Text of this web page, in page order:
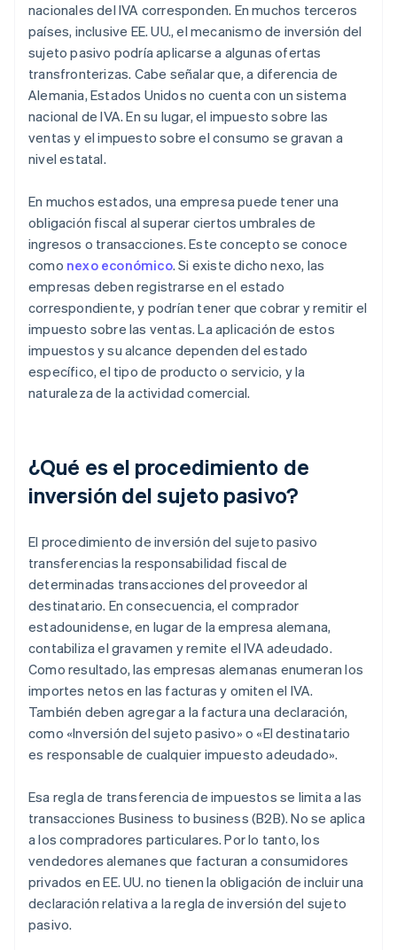
nacionales del IVA corresponden. En muchos terceros
países, inclusive EE. UU., el mecanismo de inversión del
sujeto pasivo podría aplicarse a algunas ofertas
transfronterizas. Cabe señalar que, a diferencia de
Alemania, Estados Unidos no cuenta con un sistema
nacional de IVA. En su lugar, el impuesto sobre las
ventas y el impuesto sobre el consumo se gravan a
nivel estatal.
En muchos estados, una empresa puede tener una
obligación fiscal al superar ciertos umbrales de
ingresos o transacciones. Este concepto se conoce
como nexo económico. Si existe dicho nexo, las
empresas deben registrarse en el estado
correspondiente, y podrían tener que cobrar y remitir el
impuesto sobre las ventas. La aplicación de estos
impuestos y su alcance dependen del estado
específico, el tipo de producto o servicio, y la
naturaleza de la actividad comercial.
¿Qué es el procedimiento de
inversión del sujeto pasivo?
El procedimiento de inversión del sujeto pasivo
transferencias la responsabilidad fiscal de
determinadas transacciones del proveedor al
destinatario. En consecuencia, el comprador
estadounidense, en lugar de la empresa alemana,
contabiliza el gravamen y remite el IVA adeudado.
Como resultado, las empresas alemanas enumeran los
importes netos en las facturas y omiten el IVA.
También deben agregar a la factura una declaración,
como «Inversión del sujeto pasivo» o «El destinatario
es responsable de cualquier impuesto adeudado».
Esa regla de transferencia de impuestos se limita a las
transacciones Business to business (B2B). No se aplica
a los compradores particulares. Por lo tanto, los
vendedores alemanes que facturan a consumidores
privados en EE. UU. no tienen la obligación de incluir una
declaración relativa a la regla de inversión del sujeto
pasivo.